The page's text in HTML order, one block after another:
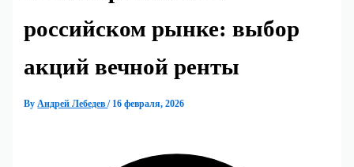
российском рынке: выбор
акций вечной ренты
ByАндрей Лебедев/ 16 февраля, 2026